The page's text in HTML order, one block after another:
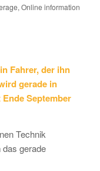
, Online information
Fahrer, der ihn
gerade in
September
Technik
gerade